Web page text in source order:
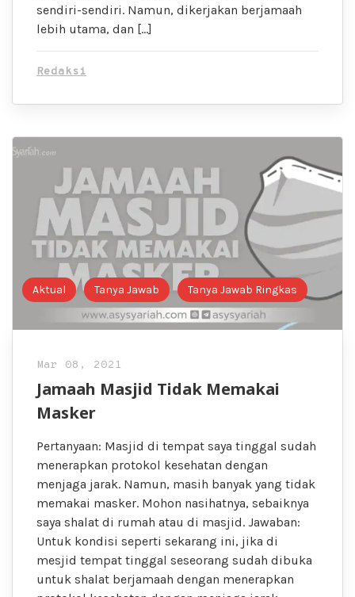
sendiri-sendiri. Namun, dikerjakan berjamaah
lebih utama, dan […]
Redaksi
Aktual Tanya Jawab Tanya Jawab Ringkas
Mar 08, 2021
Jamaah Masjid Tidak Memakai
Masker
Pertanyaan: Masjid di tempat saya tinggal sudah
menerapkan protokol kesehatan dengan
menjaga jarak. Namun, masih banyak yang tidak
memakai masker. Mohon nasihatnya, sebaiknya
saya shalat di rumah atau di masjid. Jawaban:
Untuk kondisi seperti sekarang ini, jika di
mesjid tempat tinggal seseorang sudah dibuka
untuk shalat berjamaah dengan menerapkan